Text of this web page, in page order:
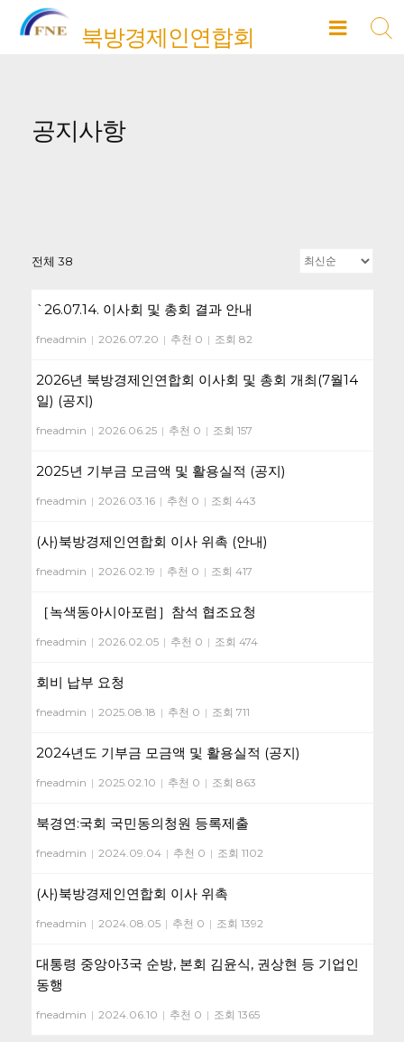
Skip
북방경제인연합회
공지사항
전체 38
`26.07.14. 이사회 및 총회 결과 안내
fneadmin | 2026.07.20 | 추천 0 | 조회 82
2026년 북방경제인연합회 이사회 및 총회 개최(7월14
일) (공지)
fneadmin | 2026.06.25 | 추천 0 | 조회 157
2025년 기부금 모금액 및 활용실적 (공지)
fneadmin | 2026.03.16 | 추천 0 | 조회 443
(사)북방경제인연합회 이사 위촉 (안내)
fneadmin | 2026.02.19 | 추천 0 | 조회 417
［녹색동아시아포럼］참석 협조요청
fneadmin | 2026.02.05 | 추천 0 | 조회 474
회비 납부 요청
fneadmin | 2025.08.18 | 추천 0 | 조회 711
2024년도 기부금 모금액 및 활용실적 (공지)
fneadmin | 2025.02.10 | 추천 0 | 조회 863
북경연:국회 국민동의청원 등록제출
fneadmin | 2024.09.04 | 추천 0 | 조회 1102
(사)북방경제인연합회 이사 위촉
fneadmin | 2024.08.05 | 추천 0 | 조회 1392
대통령 중앙아3국 순방, 본회 김윤식, 권상현 등 기업인
동행
fneadmin | 2024.06.10 | 추천 0 | 조회 1365